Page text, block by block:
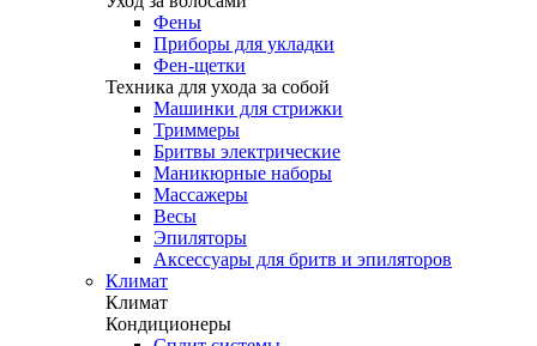
Фены
Приборы для укладки
Фен-щетки
Техника для ухода за собой
Машинки для стрижки
Триммеры
Бритвы электрические
Маникюрные наборы
Массажеры
Весы
Эпиляторы
Аксессуары для бритв и эпиляторов
Климат
Климат
Кондиционеры